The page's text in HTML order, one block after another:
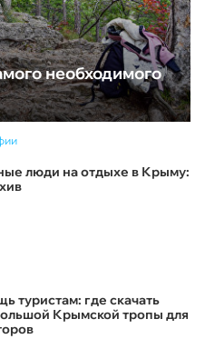
необходимого
люди на отдыхе в Крыму:
туристам: где скачать
Крымской тропы для